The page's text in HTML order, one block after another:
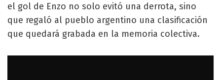
el gol de Enzo no solo evitó una derrota, sino
que regaló al pueblo argentino una clasificación
que quedará grabada en la memoria colectiva.